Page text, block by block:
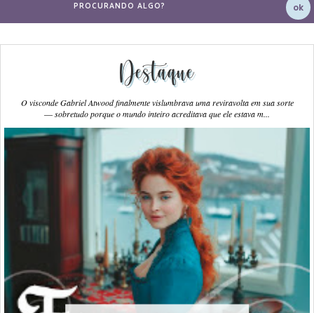
Destaque
O visconde Gabriel Atwood finalmente vislumbrava uma reviravolta em sua sorte
― sobretudo porque o mundo inteiro acreditava que ele estava m...